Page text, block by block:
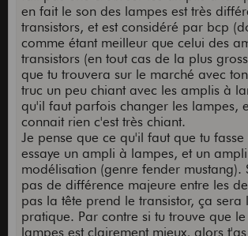
en fait le son des lampes est très
transistors, et est considéré par bcp
comme étant meilleur que celui des
transistors (en tout cas de la plus
que tu trouvera sur le marché avec
truc un peu chiant avec les amplis à
qu'il faut parfois changer les lampes,
connait rien c'est très chiant.
Je pense que ce qu'il faut que tu fasse
essaye un ampli à lampes, et un
modélisation (genre fender mustang).
pas de différence majeure entre les
pas la tête prend le transistor, ça
pratique. Par contre si tu trouve que
lampes est clairement mieux, alors